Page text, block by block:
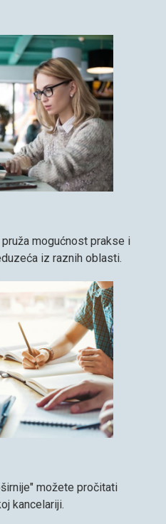
mogućnost prakse i
iz raznih oblasti.
možete pročitati
kancelariji.